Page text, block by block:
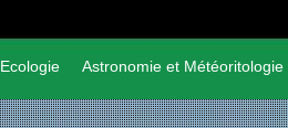
Ecologie Astronomie et Météoritologie